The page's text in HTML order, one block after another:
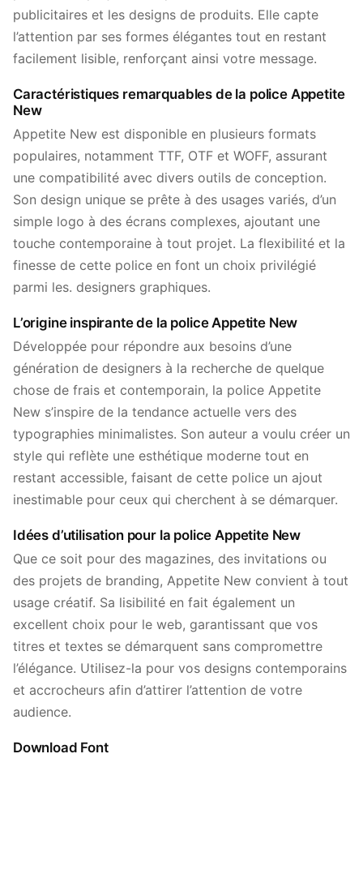
publicitaires et les designs de produits. Elle capte
l’attention par ses formes élégantes tout en restant
facilement lisible, renforçant ainsi votre message.
Caractéristiques remarquables de la police Appetite
New
Appetite New est disponible en plusieurs formats
populaires, notamment TTF, OTF et WOFF, assurant
une compatibilité avec divers outils de conception.
Son design unique se prête à des usages variés, d’un
simple logo à des écrans complexes, ajoutant une
touche contemporaine à tout projet. La flexibilité et la
finesse de cette police en font un choix privilégié
parmi les. designers graphiques.
L’origine inspirante de la police Appetite New
Développée pour répondre aux besoins d’une
génération de designers à la recherche de quelque
chose de frais et contemporain, la police Appetite
New s’inspire de la tendance actuelle vers des
typographies minimalistes. Son auteur a voulu créer un
style qui reflète une esthétique moderne tout en
restant accessible, faisant de cette police un ajout
inestimable pour ceux qui cherchent à se démarquer.
Idées d’utilisation pour la police Appetite New
Que ce soit pour des magazines, des invitations ou
des projets de branding, Appetite New convient à tout
usage créatif. Sa lisibilité en fait également un
excellent choix pour le web, garantissant que vos
titres et textes se démarquent sans compromettre
l’élégance. Utilisez-la pour vos designs contemporains
et accrocheurs afin d’attirer l’attention de votre
audience.
Download Font